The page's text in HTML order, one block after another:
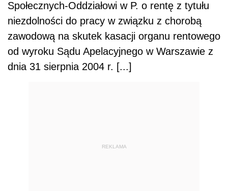
Społecznych-Oddziałowi w P. o rentę z tytułu
niezdolności do pracy w związku z chorobą
zawodową na skutek kasacji organu rentowego
od wyroku Sądu Apelacyjnego w Warszawie z
dnia 31 sierpnia 2004 r. [...]
REKLAMA